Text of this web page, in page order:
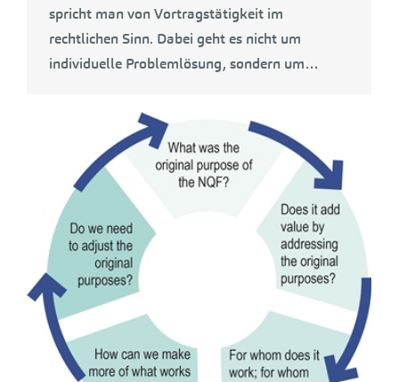
spricht man von Vortragstätigkeit im
rechtlichen Sinn. Dabei geht es nicht um
individuelle Problemlösung, sondern um…